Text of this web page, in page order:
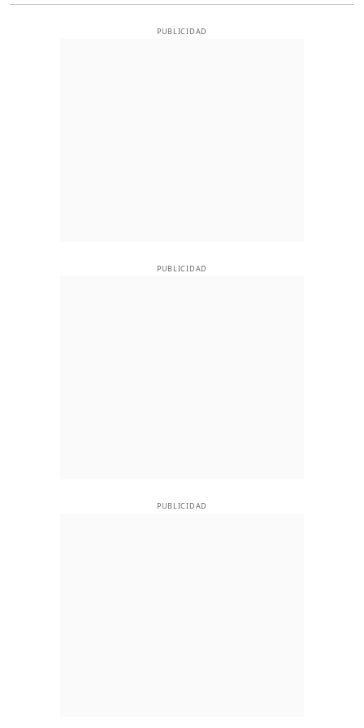
PUBLICIDAD
PUBLICIDAD
PUBLICIDAD